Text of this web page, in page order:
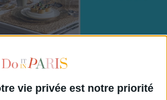
vie privée est notre priorité
ENJOYING AUGUST IN PARIS